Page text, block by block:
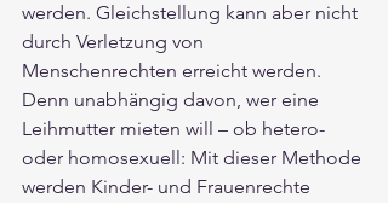
werden. Gleichstellung kann aber nicht
durch Verletzung von
Menschenrechten erreicht werden.
Denn unabhängig davon, wer eine
Leihmutter mieten will – ob hetero-
oder homosexuell: Mit dieser Methode
werden Kinder- und Frauenrechte